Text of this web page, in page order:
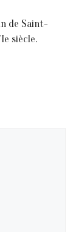
de Saint-
siècle.